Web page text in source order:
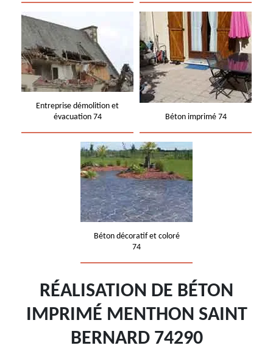
Entreprise démolition et
évacuation 74
Béton imprimé 74
Béton décoratif et coloré
74
RÉALISATION DE BÉTON
IMPRIMÉ MENTHON SAINT
BERNARD 74290